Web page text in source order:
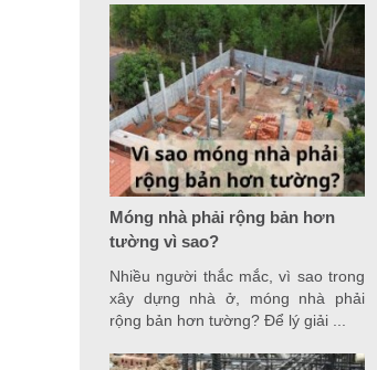
Móng nhà phải rộng bản hơn
tường vì sao?
Nhiều người thắc mắc, vì sao trong
xây dựng nhà ở, móng nhà phải
rộng bản hơn tường? Để lý giải ...